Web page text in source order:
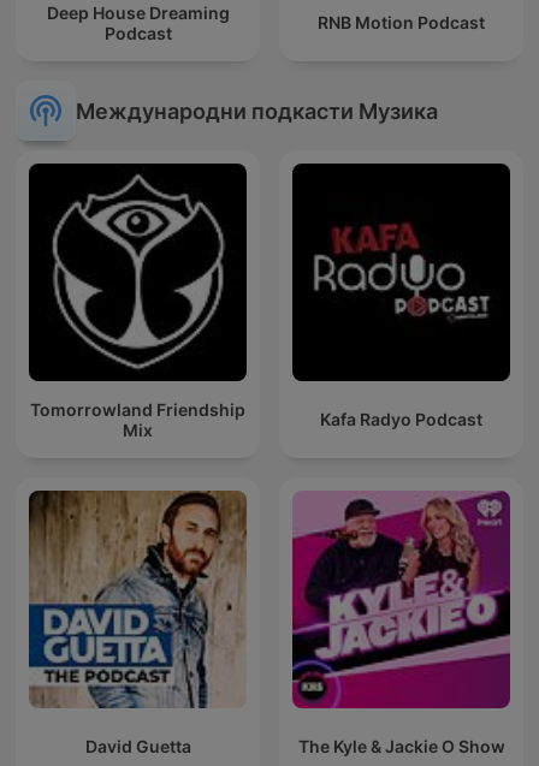
Deep House Dreaming
Podcast
RNB Motion Podcast
Международни подкасти Музика
Tomorrowland Friendship
Mix
Kafa Radyo Podcast
David Guetta The Kyle & Jackie O Show